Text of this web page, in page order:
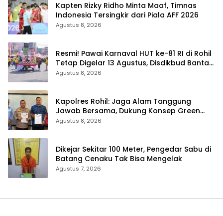
Kapten Rizky Ridho Minta Maaf, Timnas
Indonesia Tersingkir dari Piala AFF 2026
Agustus 8, 2026
Resmi! Pawai Karnaval HUT ke-81 RI di Rohil
Tetap Digelar 13 Agustus, Disdikbud Bantah
Hoaks Batal
Agustus 8, 2026
Kapolres Rohil: Jaga Alam Tanggung
Jawab Bersama, Dukung Konsep Green
Policing
Agustus 8, 2026
Dikejar Sekitar 100 Meter, Pengedar Sabu di
Agustus 7, 2026